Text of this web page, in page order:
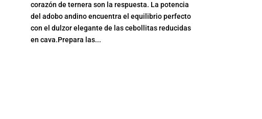
corazón de ternera son la respuesta. La potencia
del adobo andino encuentra el equilibrio perfecto
con el dulzor elegante de las cebollitas reducidas
en cava.Prepara las...